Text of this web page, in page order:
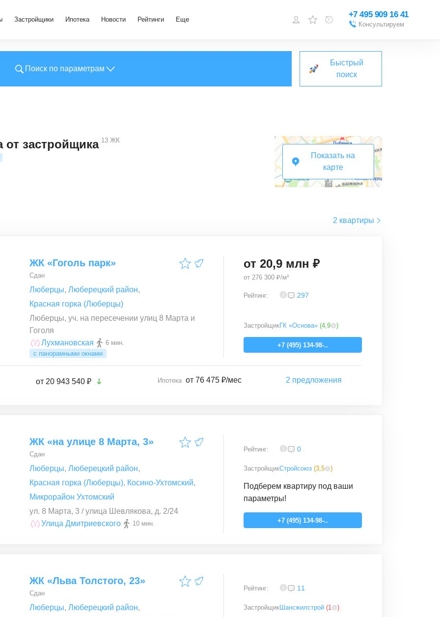
Застройщики Ипотека Новости Рейтинги Еще
зарегистрироваться
Добавить объект
+7 495 909 16 41
Консультируем
Поиск по параметрам
Быстрый
поиск
от застройщика 13 ЖК
Показать на
карте
2 квартиры
ЖК «Гоголь парк»
Сдан
Люберцы, Люберецкий район,
Красная горка (Люберцы)
Люберцы, уч. на пересечении улиц 8 Марта и
Гоголя
Лухмановская
6 мин.
с панорамными окнами
от 20,9 млн ₽
от 276 300 ₽/м²
Рейтинг: 297
ЗастройщикГК «Основа» (4,9 )
+7 (495) 134-98-..
от 20 943 540 ₽ Ипотека от 76 475 ₽/мес 2 предложения
ЖК «на улице 8 Марта, 3»
Сдан
Люберцы, Люберецкий район,
Красная горка (Люберцы), Косино-Ухтомский,
Микрорайон Ухтомский
ул. 8 Марта, 3 / улица Шевлякова, д. 2/24
Улица Дмитриевского
10 мин.
Рейтинг: 0
ЗастройщикСтройсоюз (3,5 )
Подберем квартиру под ваши
параметры!
+7 (495) 134-98-..
ЖК «Льва Толстого, 23»
Сдан
Люберцы, Люберецкий район,
Рейтинг: 11
ЗастройщикШансжилстрой (1 )